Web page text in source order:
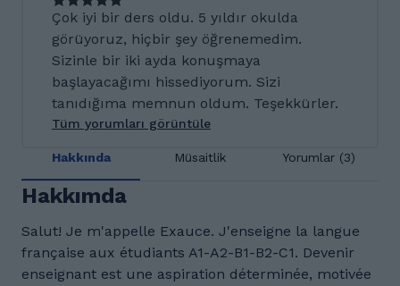
Çok iyi bir ders oldu. 5 yıldır okulda
görüyoruz, hiçbir şey öğrenemedim.
Sizinle bir iki ayda konuşmaya
başlayacağımı hissediyorum. Sizi
tanıdığıma memnun oldum. Teşekkürler.
Tüm yorumları görüntüle
Hakkında Müsaitlik Yorumlar (3)
Hakkımda
Salut! Je m'appelle Exauce. J'enseigne la langue
française aux étudiants A1-A2-B1-B2-C1. Devenir
enseignant est une aspiration déterminée, motivée